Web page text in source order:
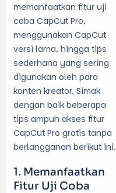
memanfaatkan fitur uji
coba CapCut Pro,
menggunakan CapCut
versi lama, hingga tips
sederhana yang sering
digunakan oleh para
konten kreator. Simak
dengan baik beberapa
tips ampuh akses fitur
CapCut Pro gratis tanpa
berlangganan berikut ini.
Memanfaatkan
Fitur Uji Coba